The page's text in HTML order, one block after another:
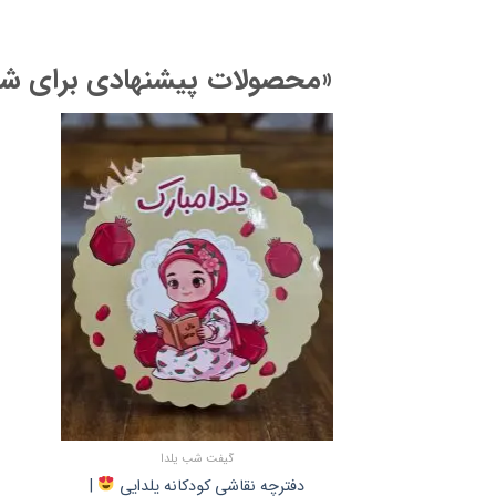
«محصولات پیشنهادی برای
گیفت شب یلدا
دفترچه نقاشی کودکانه یلدایی |